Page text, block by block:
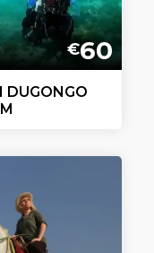
€60
DUGONGO